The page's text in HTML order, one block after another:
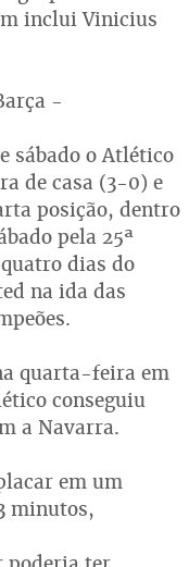
inclui Vinicius
-
sábado o Atlético
de casa (3-0) e
posição, dentro
pela 25ª
dias do
na ida das
quarta-feira em
conseguiu
a Navarra.
em um
minutos,